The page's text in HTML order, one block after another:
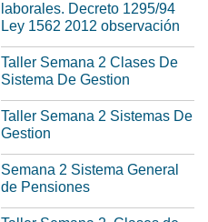
laborales. Decreto 1295/94
Ley 1562 2012 observación
Taller Semana 2 Clases De
Sistema De Gestion
Taller Semana 2 Sistemas De
Gestion
Semana 2 Sistema General
de Pensiones